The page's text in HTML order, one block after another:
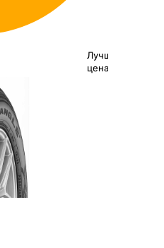
Лучшая
цена